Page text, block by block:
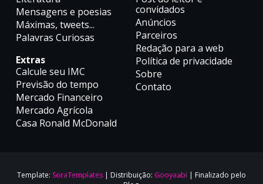
Mensagens e poesias
Máximas, tweets...
Palavras Curiosas
Extras
Calcule seu IMC
Previsão do tempo
Mercado Financeiro
Mercado Agrícola
Casa Ronald McDonald
convidados
Anúncios
Parceiros
Redação para a web
Política de privacidade
Sobre
Contato
Template: SoraTemplates | Distribuição: Gooyaabi | Finalizado pelo